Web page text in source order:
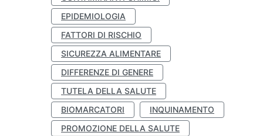
EPIDEMIOLOGIA
FATTORI DI RISCHIO
SICUREZZA ALIMENTARE
DIFFERENZE DI GENERE
TUTELA DELLA SALUTE
BIOMARCATORI
INQUINAMENTO
PROMOZIONE DELLA SALUTE